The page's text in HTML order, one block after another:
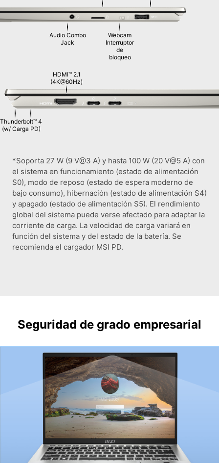
Audio Combo
Jack
Webcam
Interruptor
de
bloqueo
HDMI™ 2.1
(4K@60Hz)
Thunderbolt™ 4
(w/ Carga PD)
*Soporta 27 W (9 V@3 A) y hasta 100 W (20 V@5 A) con
el sistema en funcionamiento (estado de alimentación
S0), modo de reposo (estado de espera moderno de
bajo consumo), hibernación (estado de alimentación S4)
y apagado (estado de alimentación S5). El rendimiento
global del sistema puede verse afectado para adaptar la
corriente de carga. La velocidad de carga variará en
función del sistema y del estado de la batería. Se
recomienda el cargador MSI PD.
Seguridad de grado empresarial